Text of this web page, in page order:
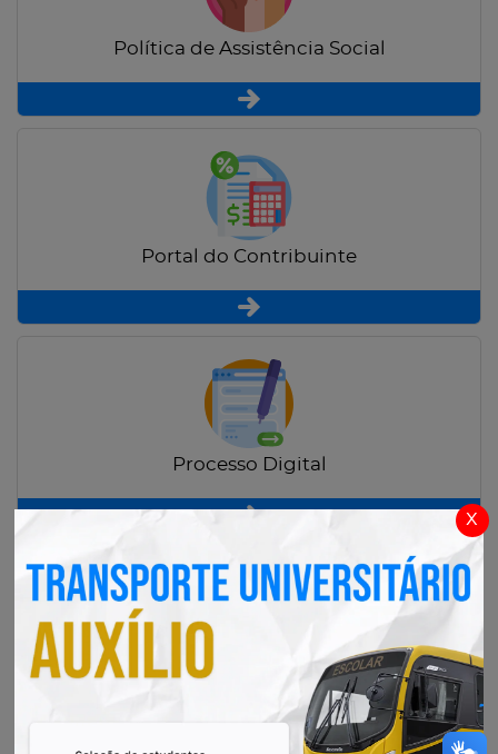
x
Política de Assistência Social
Portal do Contribuinte
Processo Digital
Radar Transparência Pública